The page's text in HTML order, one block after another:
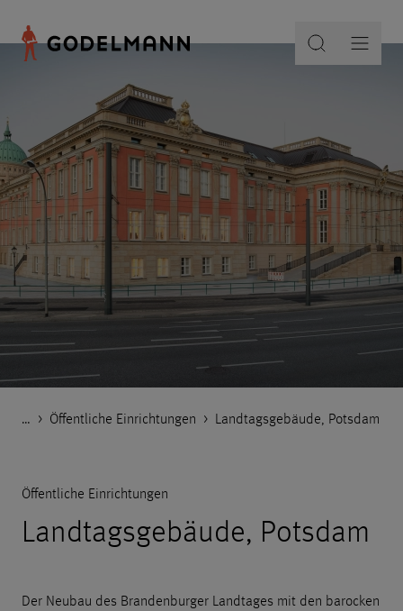
… Godelmann.de
> Referenzen
> Öffentliche Einrichtungen > Landtagsgebäude, Potsdam
Öffentliche Einrichtungen
Landtagsgebäude, Potsdam
Der Neubau des Brandenburger Landtages mit den barocken